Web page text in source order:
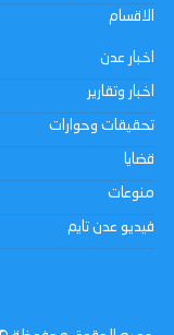
الاقسام
اخبار عدن
اخبار وتقارير
تحقيقات وحوارات
قضايا
منوعات
فيديو عدن تايم